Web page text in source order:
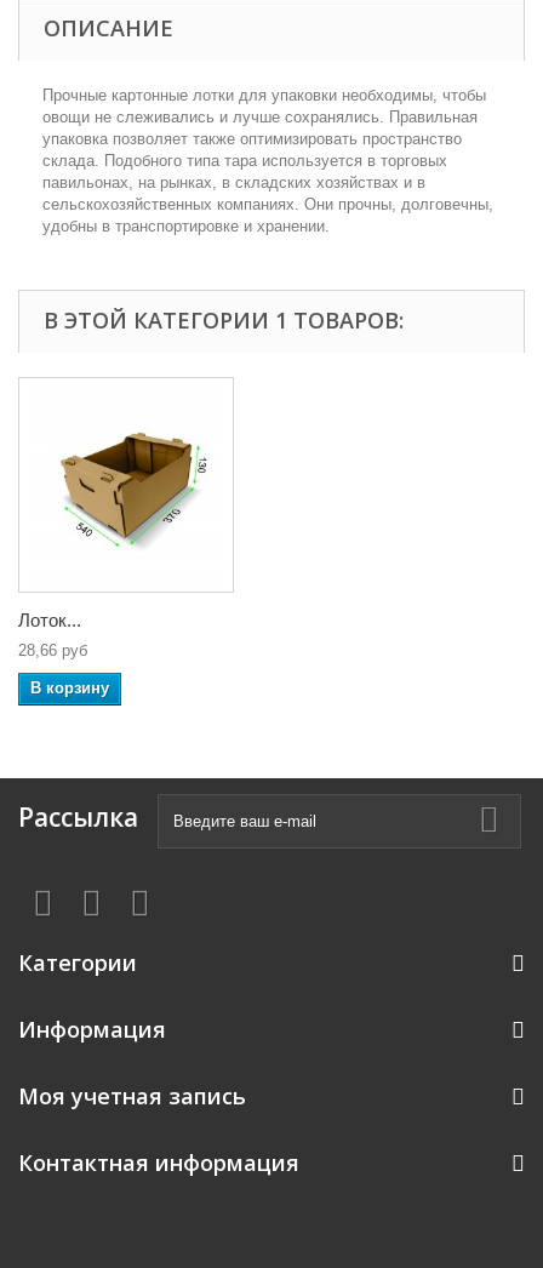
ОПИСАНИЕ
Прочные картонные лотки для упаковки необходимы, чтобы
овощи не слеживались и лучше сохранялись. Правильная
упаковка позволяет также оптимизировать пространство
склада. Подобного типа тара используется в торговых
павильонах, на рынках, в складских хозяйствах и в
сельскохозяйственных компаниях. Они прочны, долговечны,
удобны в транспортировке и хранении.
В ЭТОЙ КАТЕГОРИИ 1 ТОВАРОВ:
Лоток...
28,66 руб
В корзину
Рассылка
Категории
Информация
Моя учетная запись
Контактная информация